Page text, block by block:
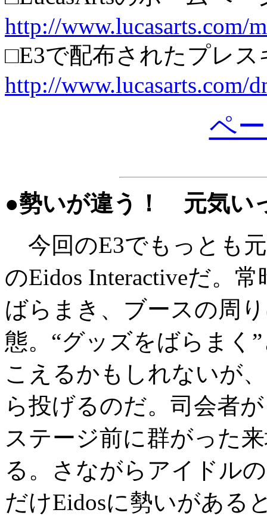
http://www.lucasarts.com/
□E3で配布されたプレ
http://www.lucasarts.com/
ペ
●勢いが違う！ 元気い
今回のE3でもっとも
のEidos Interactiveだ。
ばらまき、ブースの周
態。“グッズをばらまく
こえるかもしれないが
ら投げるのだ。司会者
ステージ前に群がった
る。さながらアイドル
だけEidosに勢いがある